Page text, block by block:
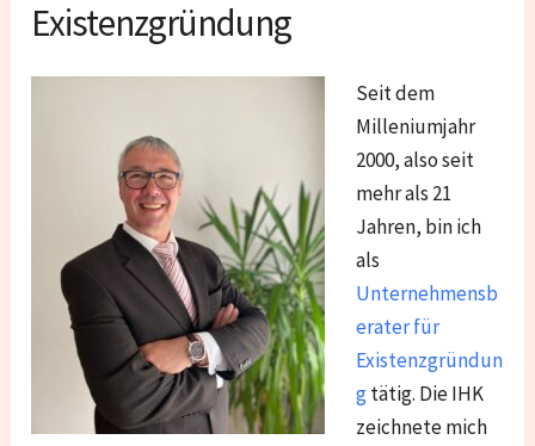
Existenzgründung
Seit dem
Milleniumjahr
2000, also seit
mehr als 21
Jahren, bin ich
als
Unternehmensb
erater für
Existenzgründun
gtätig. Die IHK
zeichnete mich